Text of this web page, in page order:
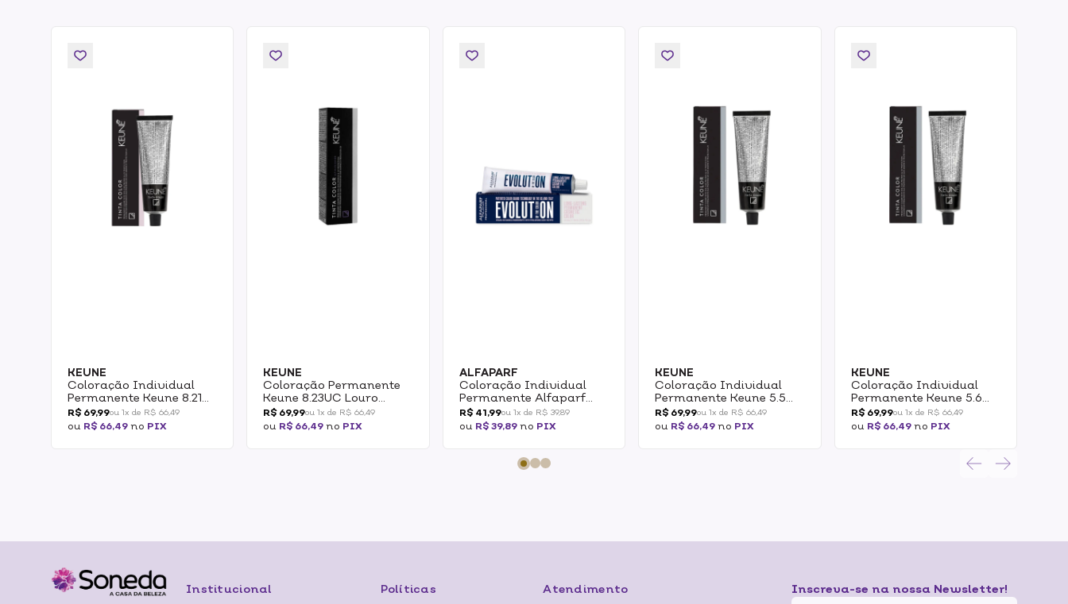
KEUNE
Coloração Individual
Permanente Keune 8.21
Louro Claro Perola Cinza
60ml
R$ 69,99ou 1x de R$ 66,49
ou R$ 66,49 no PIX
KEUNE
Coloração Permanente
Keune 8.23UC Louro
Claro Cacau 60ml
R$ 69,99ou 1x de R$ 66,49
ou R$ 66,49 no PIX
ALFAPARF
Coloração Individual
Permanente Alfaparf
EOC 8.1 Louro Claro
Cinza 60ml
R$ 41,99ou 1x de R$ 39,89
ou R$ 39,89no PIX
KEUNE
Coloração Individual
Permanente Keune 5.5
Castanho Claro Mogno
60ml
R$ 69,99ou 1x de R$ 66,49
ou R$ 66,49 no PIX
KEUNE
Coloração Individual
Permanente Keune 5.6
Castanho Claro
Vermelho 60ml
R$ 69,99ou 1x de R$ 66,49
ou R$ 66,49no PIX
Institucional Políticas Atendimento Inscreva-se na nossa Newsletter!